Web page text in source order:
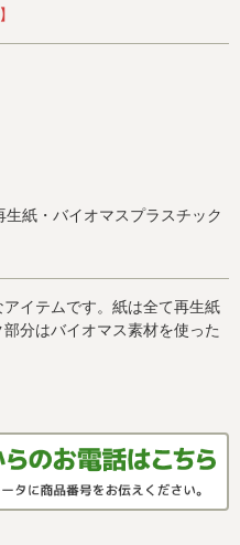
生紙・バイオマスプラスチック
イテムです。紙は全て再生紙
分はバイオマス素材を使った